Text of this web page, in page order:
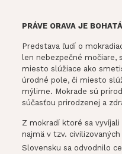
PRÁVE ORAVA JE
Predstava ľudí o
len nebezpečné močiare,
miesto slúžiace ako
úrodné pole, či miesto
mýlime. Mokrade sú
súčasťou prirodzenej a
Z mokradí ktoré sa
najmä v tzv.
Slovensku sa odvodnilo